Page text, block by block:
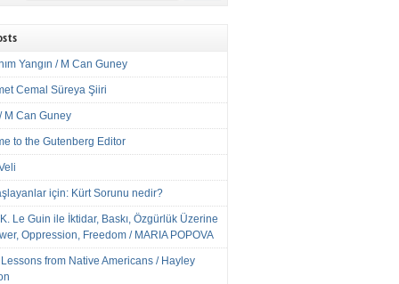
Yangın / M Can Guney
Cemal Süreya Şiiri
M Can Guney
to the Gutenberg Editor
için: Kürt Sorunu nedir?
Le Guin ile İktidar, Baskı, Özgürlük Üzerine
Oppression, Freedom / MARIA POPOVA
from Native Americans / Hayley